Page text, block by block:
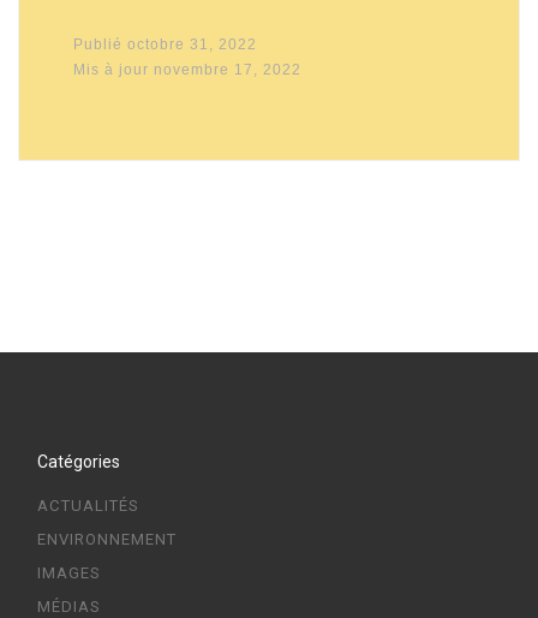
Publiéoctobre 31, 2022
Mis à jour novembre 17, 2022
Catégories
ACTUALITÉS
ENVIRONNEMENT
IMAGES
MÉDIAS